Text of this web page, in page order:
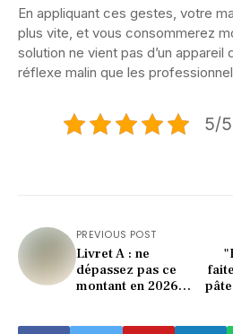
En appliquant ces gestes, votre
plus vite, et vous consommerez
solution ne vient pas d’un appareil
réflexe malin que les
5/
PREVIOUS POST
Livret A : ne
dépassez pas ce
montant en 2026